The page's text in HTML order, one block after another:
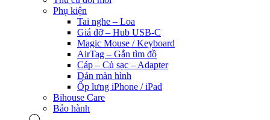
Phụ kiện
Tai nghe – Loa
Giá đỡ – Hub USB-C
Magic Mouse / Keyboard
AirTag – Gắn tìm đồ
Cáp – Củ sạc – Adapter
Dán màn hình
Ốp lưng iPhone / iPad
Bihouse Care
Bảo hành